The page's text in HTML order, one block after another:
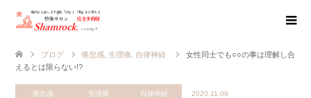
ブログ 倦怠感 生理痛 自律神経
女性同士でも○○の事は理解し合
えるとは限らない!?
倦怠感 生理痛 自律神経 2020.11.09